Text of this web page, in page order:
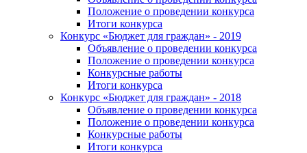
Положение о проведении конкурса
Итоги конкурса
Конкурс «Бюджет для граждан» - 2019
Объявление о проведении конкурса
Положение о проведении конкурса
Конкурсные работы
Итоги конкурса
Конкурс «Бюджет для граждан» - 2018
Объявление о проведении конкурса
Положение о проведении конкурса
Конкурсные работы
Итоги конкурса